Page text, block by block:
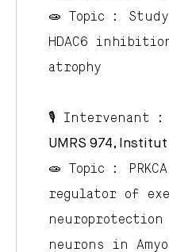
🧫 Topic :
HDAC6
atrophy
🎙️ Intervenant :
UMRS 974,
🧫 Topic :
regulator of
neurons in